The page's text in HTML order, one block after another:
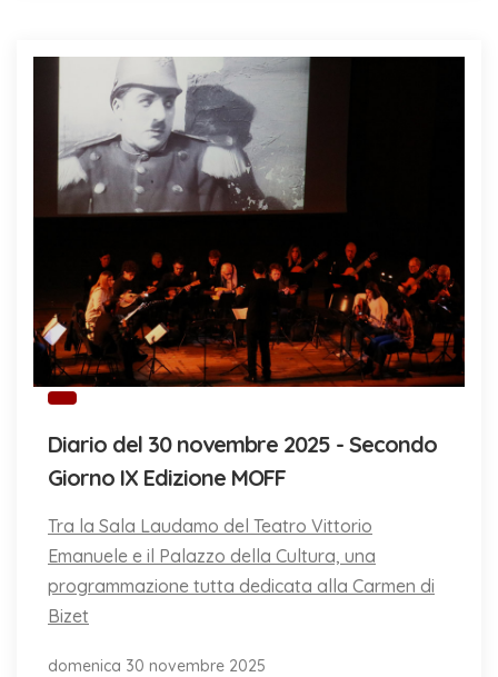
Diario del 30 novembre 2025 - Secondo
Giorno IX Edizione MOFF
Tra la Sala Laudamo del Teatro Vittorio
Emanuele e il Palazzo della Cultura, una
programmazione tutta dedicata alla Carmen di
Bizet
domenica 30 novembre 2025